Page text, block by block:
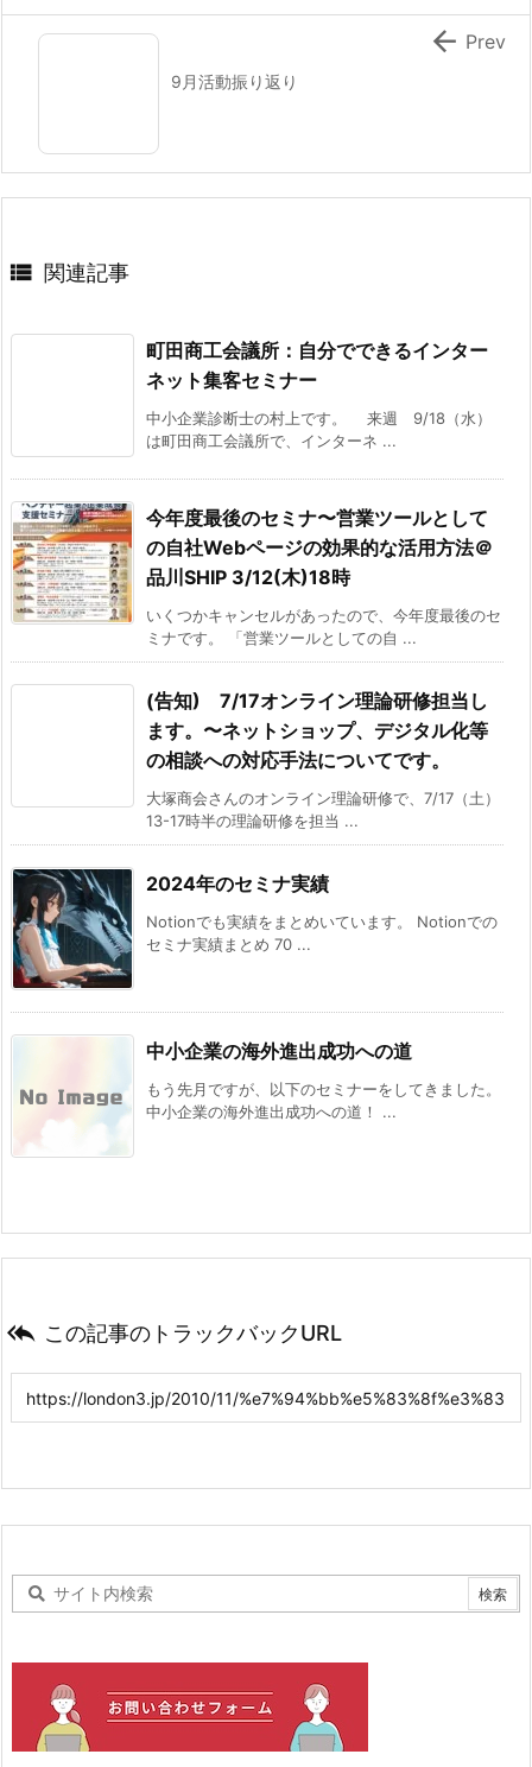
9月活動振り返り
 Prev
 関連記事
町田商工会議所：自分でできるインター
ネット集客セミナー
中小企業診断士の村上です。 来週 9/18（水）
は町田商工会議所で、インターネ ...
今年度最後のセミナ〜営業ツールとして
の自社Webページの効果的な活用方法＠
品川SHIP 3/12(木)18時
いくつかキャンセルがあったので、今年度最後のセ
ミナです。 「営業ツールとしての自 ...
(告知) 7/17オンライン理論研修担当し
ます。〜ネットショップ、デジタル化等
の相談への対応手法についてです。
大塚商会さんのオンライン理論研修で、7/17（土）
13-17時半の理論研修を担当 ...
2024年のセミナ実績
Notionでも実績をまとめいています。 Notionでの
セミナ実績まとめ 70 ...
中小企業の海外進出成功への道
もう先月ですが、以下のセミナーをしてきました。
中小企業の海外進出成功への道！ ...
 この記事のトラックバックURL